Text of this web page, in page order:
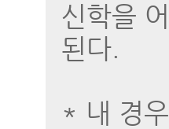
신학을
된다.
* 내 경